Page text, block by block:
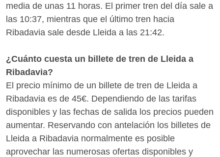
media de unas 11 horas. El primer tren del día sale a
las 10:37, mientras que el último tren hacia
Ribadavia sale desde Lleida a las 21:42.
¿Cuánto cuesta un billete de tren de Lleida a
Ribadavia?
El precio mínimo de un billete de tren de Lleida a
Ribadavia es de 45€. Dependiendo de las tarifas
disponibles y las fechas de salida los precios pueden
aumentar. Reservando con antelación los billetes de
Lleida a Ribadavia normalmente es posible
aprovechar las numerosas ofertas disponibles y